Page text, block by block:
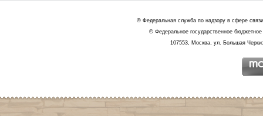
© Федеральная служба по надзору в сфере
© Федеральное государственное
107553, Москва, ул. Большая